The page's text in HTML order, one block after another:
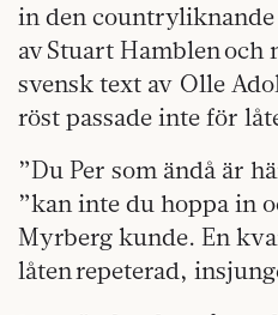
in den countryliknande
av Stuart Hamblen och
svensk text av Olle
röst passade inte för
”Du Per som ändå är
”kan inte du hoppa in
Myrberg kunde. En
låten repeterad,